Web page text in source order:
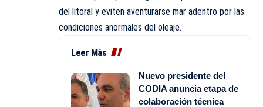
del litoral y eviten aventurarse mar adentro por las
condiciones anormales del oleaje.
Leer Más
Nuevo presidente del
CODIA anuncia etapa de
colaboración técnica